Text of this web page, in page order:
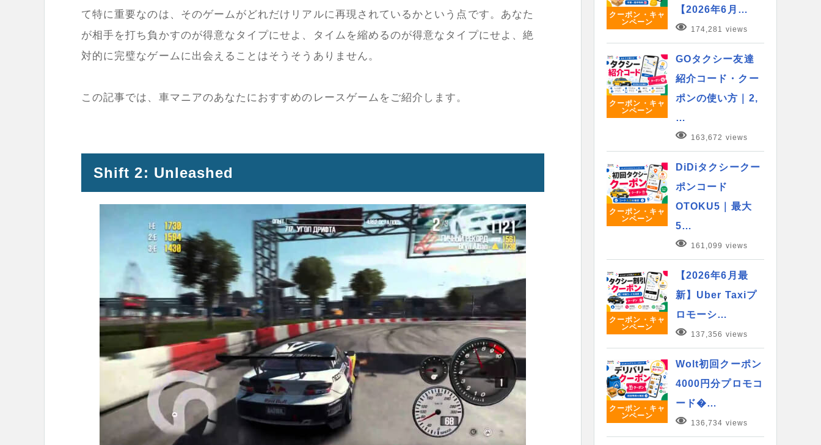
て特に重要なのは、そのゲームがどれだけリアルに再現されているかという点です。あなた
が相手を打ち負かすのが得意なタイプにせよ、タイムを縮めるのが得意なタイプにせよ、絶
対的に完璧なゲームに出会えることはそうそうありません。
この記事では、車マニアのあなたにおすすめのレースゲームをご紹介します。
Shift 2: Unleashed
クーポン・キャ
ンペーン
【2026年6月…
174,281 views
クーポン・キャ
ンペーン
GOタクシー友達
紹介コード・クー
ポンの使い方｜2,
…
163,672 views
クーポン・キャ
ンペーン
DiDiタクシークー
ポンコード
OTOKU5｜最大
5…
161,099 views
クーポン・キャ
ンペーン
【2026年6月最
新】Uber Taxiプ
ロモーシ…
137,356 views
クーポン・キャ
ンペーン
Wolt初回クーポン
4000円分プロモコ
ード�…
136,734 views